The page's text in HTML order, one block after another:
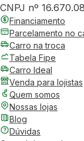
CNPJ nº
Financiamento
Parcelamento no
Carro na troca
Tabela Fipe
Carro Ideal
Venda para lojistas
Quem somos
Nossas lojas
Blog
Dúvidas